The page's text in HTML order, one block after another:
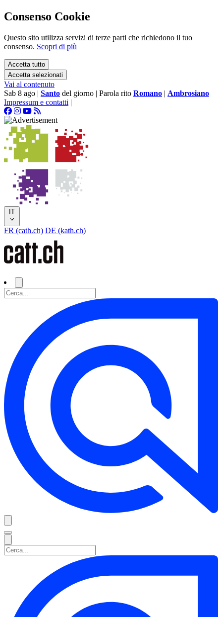
Consenso Cookie
Questo sito utilizza servizi di terze parti che richiedono il tuo
consenso. Scopri di più
Accetta tutto
Accetta selezionati
Vai al contenuto
Sab 8 ago | Santo del giorno | Parola rito Romano | Ambrosiano
Impressum e contatti |
IT
FR (cath.ch) DE (kath.ch)